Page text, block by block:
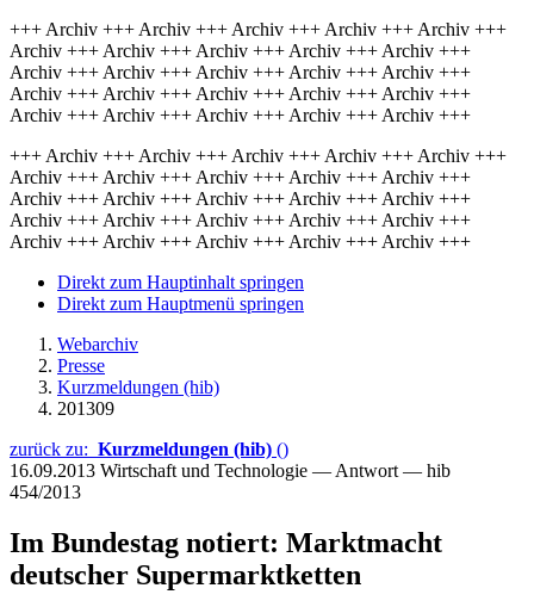
+++ Archiv +++ Archiv +++ Archiv +++ Archiv +++ Archiv +++
Archiv +++ Archiv +++ Archiv +++ Archiv +++ Archiv +++
Archiv +++ Archiv +++ Archiv +++ Archiv +++ Archiv +++
Archiv +++ Archiv +++ Archiv +++ Archiv +++ Archiv +++
Archiv +++ Archiv +++ Archiv +++ Archiv +++ Archiv +++
+++ Archiv +++ Archiv +++ Archiv +++ Archiv +++ Archiv +++
Archiv +++ Archiv +++ Archiv +++ Archiv +++ Archiv +++
Archiv +++ Archiv +++ Archiv +++ Archiv +++ Archiv +++
Archiv +++ Archiv +++ Archiv +++ Archiv +++ Archiv +++
Archiv +++ Archiv +++ Archiv +++ Archiv +++ Archiv +++
Direkt zum Hauptinhalt springen
Direkt zum Hauptmenü springen
Webarchiv
Presse
Kurzmeldungen (hib)
201309
zurück zu: Kurzmeldungen (hib) ()
16.09.2013 Wirtschaft und Technologie — Antwort — hib
454/2013
Im Bundestag notiert: Marktmacht
deutscher Supermarktketten